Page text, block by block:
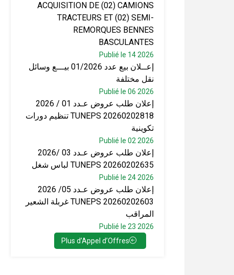
ACQUISITION DE (02) CAMIONS
TRACTEURS ET (02) SEMI-
REMORQUES BENNES
BASCULANTES
Publié le 14 2026
إعــلان بيع عدد 01/2026 بيـــع وسائل
نقل مختلفة
Publié le 06 2026
إعلان طلب عروض عـدد 01 / 2026
TUNEPS 20260202818 تنظيم دورات
تكوينية
Publié le 02 2026
إعلان طلب عروض عـدد 03 /2026
TUNEPS 20260202635 لباس شغل
Publié le 24 2026
إعلان طلب عروض عـدد 05/ 2026
TUNEPS 20260202603 غربلة الشعير
المراقب
Publié le 23 2026
Plus d’Appel d’Offres